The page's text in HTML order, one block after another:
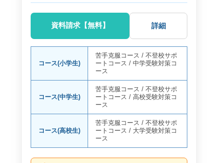
資料請求【無料】 詳細
コース(小学生)
苦手克服コース /不登校サポ
ートコース /中学受験対策コ
ース
コース(中学生)
苦手克服コース /不登校サポ
ートコース /高校受験対策コ
ース
コース(高校生)
苦手克服コース /不登校サポ
ートコース /大学受験対策コ
ース